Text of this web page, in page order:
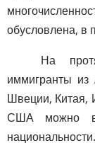
обусловлена, в
На
иммигранты из
Швеции, Китая,
США можно
национальности.